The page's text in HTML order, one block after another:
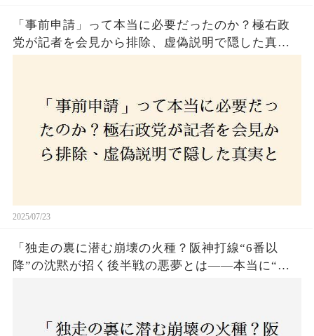
「事前申請」って本当に必要だったのか？極右政
党が記者を会見から排除、虚偽説明で隠した真実
2025/07/23
「独走の裏に潜む崩壊の火種？阪神打線“6番以
降”の沈黙が招く後半戦の悪夢とは——本当に“強